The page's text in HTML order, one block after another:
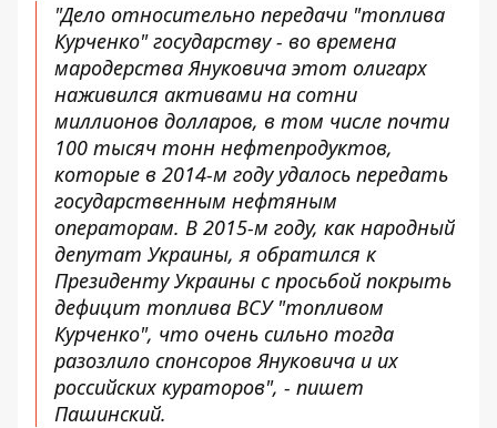
"Дело относительно передачи "топлива
Курченко" государству - во времена
мародерства Януковича этот олигарх
наживился активами на сотни
миллионов долларов, в том числе почти
100 тысяч тонн нефтепродуктов,
которые в 2014-м году удалось передать
государственным нефтяным
операторам. В 2015-м году, как народный
депутат Украины, я обратился к
Президенту Украины с просьбой покрыть
дефицит топлива ВСУ "топливом
Курченко", что очень сильно тогда
разозлило спонсоров Януковича и их
российских кураторов", - пишет
Пашинский.